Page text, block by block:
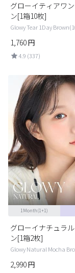
グローイティアワ
ン[1箱10枚]
Glowy Tear 1Day
1,760円
4.9 (337)
1Month(1+1)
グローイナチュラ
ン[1箱2枚]
Glowy Natural Mocha
2,990円